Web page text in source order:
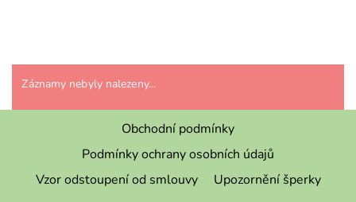
Záznamy nebyly nalezeny...
Obchodní podmínky
Podmínky ochrany osobních údajů
Vzor odstoupení od smlouvy
Upozornění šperky